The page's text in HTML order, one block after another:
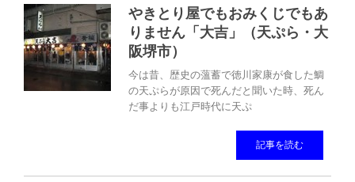
やきとり屋でもおみくじでもあ
りません「大吉」（天ぷら・大
阪堺市）
今は昔、歴史の薀蓄で徳川家康が食した鯛
の天ぷらが原因で死んだと聞いた時、死ん
だ事よりも江戸時代に天ぷ
記事を読む